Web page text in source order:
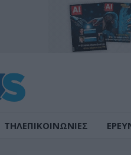
ΤΗΛΕΠΙΚΟΙΝΩΝΙΕΣ